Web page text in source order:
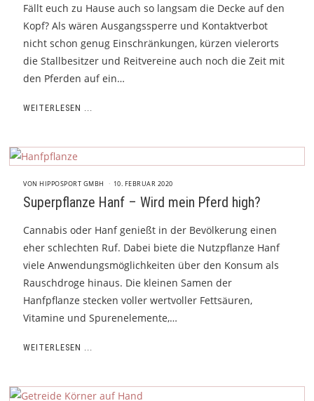
Fällt euch zu Hause auch so langsam die Decke auf den
Kopf? Als wären Ausgangssperre und Kontaktverbot
nicht schon genug Einschränkungen, kürzen vielerorts
die Stallbesitzer und Reitvereine auch noch die Zeit mit
den Pferden auf ein…
WEITERLESEN ...
VONHIPPOSPORT GMBH 10. FEBRUAR 2020
Superpflanze Hanf – Wird mein Pferd high?
Cannabis oder Hanf genießt in der Bevölkerung einen
eher schlechten Ruf. Dabei biete die Nutzpflanze Hanf
viele Anwendungsmöglichkeiten über den Konsum als
Rauschdroge hinaus. Die kleinen Samen der
Hanfpflanze stecken voller wertvoller Fettsäuren,
Vitamine und Spurenelemente,…
WEITERLESEN ...